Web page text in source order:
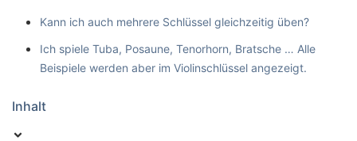
Kann ich auch mehrere Schlüssel gleichzeitig üben?
Ich spiele Tuba, Posaune, Tenorhorn, Bratsche … Alle
Beispiele werden aber im Violinschlüssel angezeigt.
Inhalt